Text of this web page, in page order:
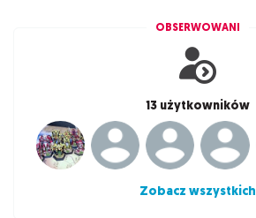
OBSERWOWANI
13 użytkowników
Zobacz wszystkich